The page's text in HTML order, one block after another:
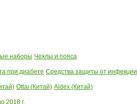
наборы Чехлы и пояса
при диабете Средства защиты от инфекции
Ottai (Китай) Aidex (Китай)
2018 г.